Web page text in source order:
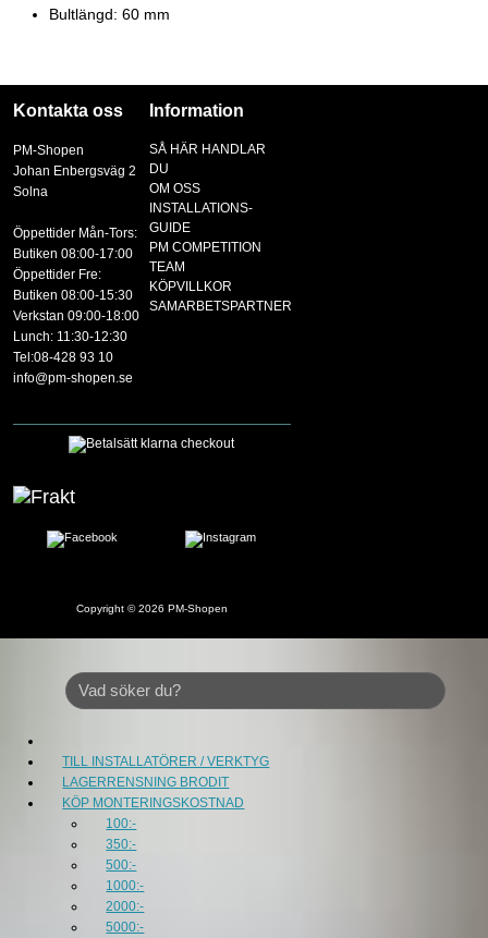
Bultlängd: 60 mm
Kontakta oss
PM-Shopen
Johan Enbergsväg 2
Solna
Öppettider Mån-Tors:
Butiken 08:00-17:00
Öppettider Fre:
Butiken 08:00-15:30
Verkstan 09:00-18:00
Lunch: 11:30-12:30
Tel:08-428 93 10
info@pm-shopen.se
Information
SÅ HÄR HANDLAR
DU
OM OSS
INSTALLATIONS-
GUIDE
PM COMPETITION
TEAM
KÖPVILLKOR
SAMARBETSPARTNER
Copyright © 2026 PM-Shopen
TILL INSTALLATÖRER / VERKTYG
LAGERRENSNING BRODIT
KÖP MONTERINGSKOSTNAD
100:-
350:-
500:-
1000:-
2000:-
5000:-